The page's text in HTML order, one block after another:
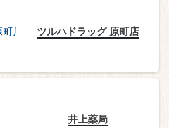
ツルハドラッグ 原町店
井上薬局